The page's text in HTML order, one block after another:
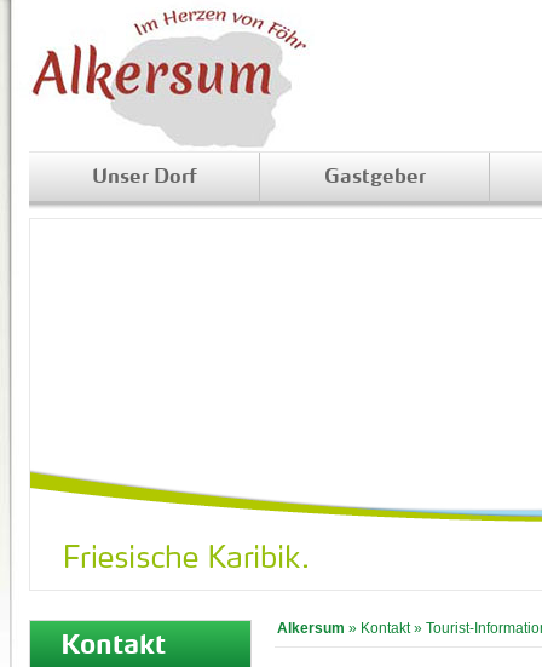
Unser Dorf Gastgeber
Alkersum » Kontakt» Tourist-
Kontakt